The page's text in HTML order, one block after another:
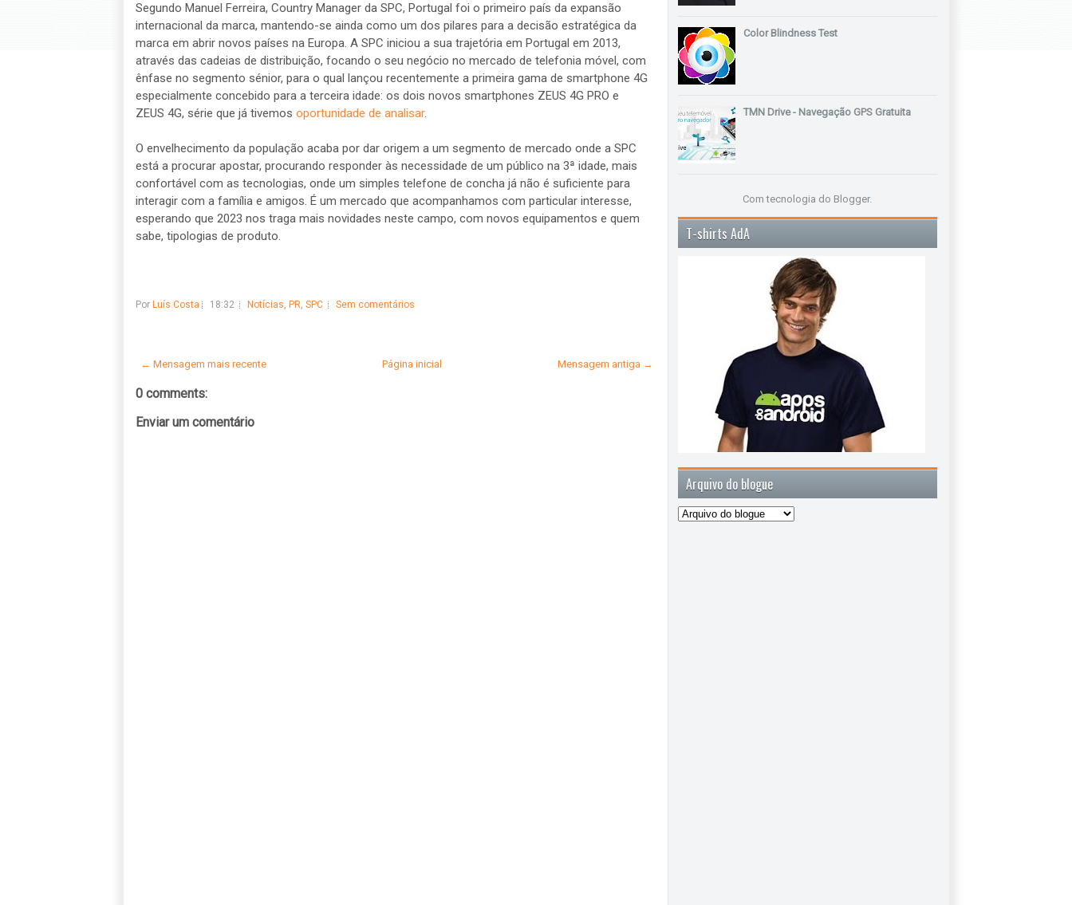
Segundo Manuel Ferreira, Country Manager da SPC, Portugal foi o primeiro país da expansão
internacional da marca, mantendo-se ainda como um dos pilares para a decisão estratégica da
marca em abrir novos países na Europa. A SPC iniciou a sua trajetória em Portugal em 2013,
através das cadeias de distribuição, focando o seu negócio no mercado de telefonia móvel, com
ênfase no segmento sénior, para o qual lançou recentemente a primeira gama de smartphone 4G
especialmente concebido para a terceira idade: os dois novos smartphones ZEUS 4G PRO e
ZEUS 4G, série que já tivemos oportunidade de analisar.
O envelhecimento da população acaba por dar origem a um segmento de mercado onde a SPC
está a procurar apostar, procurando responder às necessidade de um público na 3ª idade, mais
confortável com as tecnologias, onde um simples telefone de concha já não é suficiente para
interagir com a família e amigos. É um mercado que acompanhamos com particular interesse,
esperando que 2023 nos traga mais novidades neste campo, com novos equipamentos e quem
sabe, tipologias de produto.
Por Luís Costa 18:32 Notícias, PR, SPC Sem comentários
← Mensagem mais recente Mensagem antiga →
Página inicial
0 comments:
Enviar um comentário
Color Blindness Test
TMN Drive - Navegação GPS Gratuita
Com tecnologia do Blogger.
T-shirts AdA
Arquivo do blogue